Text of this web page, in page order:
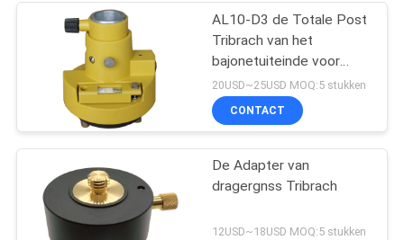
AL10-D3 de Totale Post
Tribrach van het
bajonetuiteinde voor
Reflectors
20USD~25USD MOQ:5 stukken
CONTACT
De Adapter van
dragergnss Tribrach
12USD~18USD MOQ:5 stukken